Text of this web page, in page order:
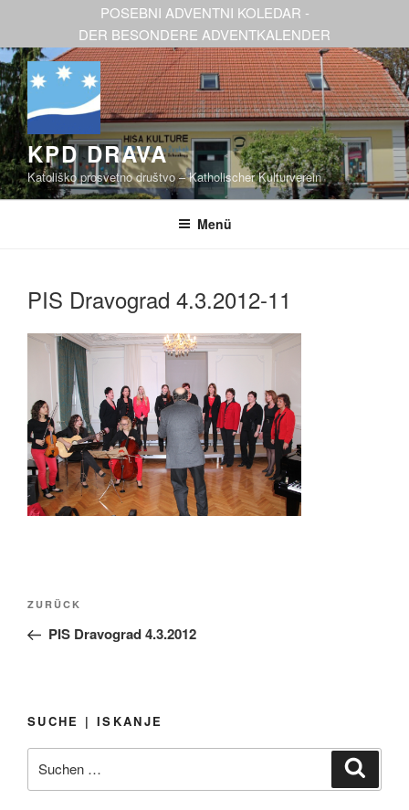
springen
POSEBNI ADVENTNI KOLEDAR -
DER BESONDERE ADVENTKALENDER
KPD DRAVA
Katoliško prosvetno društvo – Katholischer Kulturverein
Menü
PIS Dravograd 4.3.2012-11
Beitragsnavigation
Vorheriger
Beitrag
ZURÜCK
PIS Dravograd 4.3.2012
SUCHE | ISKANJE
nach: